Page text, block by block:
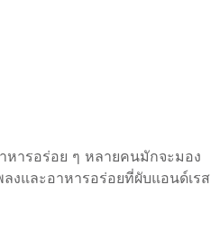
หารอร่อย ๆ หลายคนมักจะมอง
งและอาหารอร่อยที่ผับแอนด์เรส